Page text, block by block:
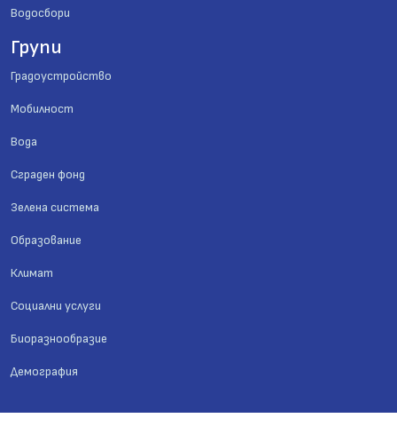
Водосбори
Групи
Градоустройство
Мобилност
Вода
Сграден фонд
Зелена система
Образование
Климат
Социални услуги
Биоразнообразие
Демография